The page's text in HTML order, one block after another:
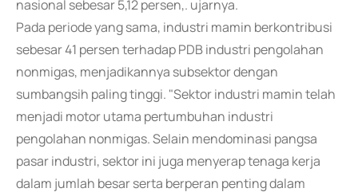
nasional sebesar 5,12 persen,. ujarnya.
Pada periode yang sama, industri mamin berkontribusi
sebesar 41 persen terhadap PDB industri pengolahan
nonmigas, menjadikannya subsektor dengan
sumbangsih paling tinggi. "Sektor industri mamin telah
menjadi motor utama pertumbuhan industri
pengolahan nonmigas. Selain mendominasi pangsa
pasar industri, sektor ini juga menyerap tenaga kerja
dalam jumlah besar serta berperan penting dalam